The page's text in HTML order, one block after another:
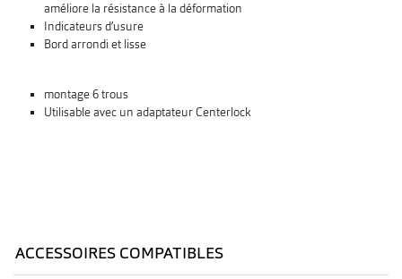
améliore la résistance à la déformation
Indicateurs d’usure
Bord arrondi et lisse
montage 6 trous
Utilisable avec un adaptateur Centerlock
ACCESSOIRES COMPATIBLES